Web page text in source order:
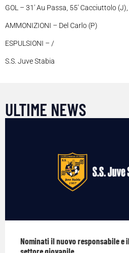
GOL – 31′ Au Passa, 55′ Cacciuttolo
AMMONIZIONI – Del Carlo (P)
ESPULSIONI – /
S.S. Juve Stabia
ULTIME NEWS
Nominati il nuovo responsabile
settore giovanile